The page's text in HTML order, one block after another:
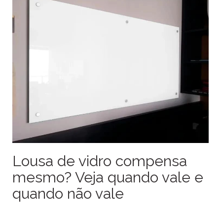
Lousa de vidro compensa
mesmo? Veja quando vale e
quando não vale